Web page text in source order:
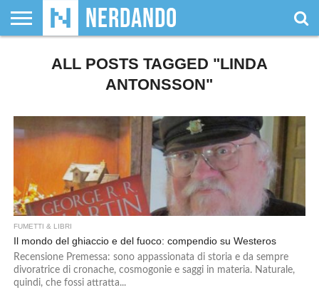
SIAMO
GIOCHI
GIOCHI
VIDEOGAMES
FUMETTI
& LIBRI
MAGIC:
DUNGEONS
WRESTLING
NERDANDO
AWARDS
BOLLINIALL POSTS TAGGED "LINDA
ANTONSSON"
FUMETTI & LIBRI
Il mondo del ghiaccio e del fuoco: compendio su Westeros
Recensione Premessa: sono appassionata di storia e da sempre
divoratrice di cronache, cosmogonie e saggi in materia. Naturale,
quindi, che fossi attratta...